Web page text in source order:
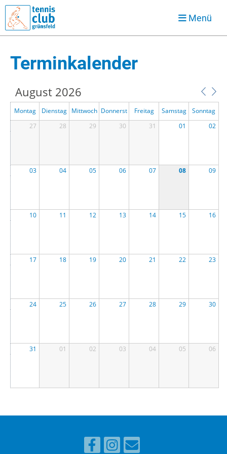
Menü
Terminkalender
August 2026
Montag Dienstag Mittwoch Donnerst
Freitag Samstag
Sonntag
27
28 29 30 31 01 02
03 04 05 06 07 08 09
10 11 12 13 14 15 16
17 18 19 20 21 22 23
24 25 26 27 28 29 30
31 01 02 03 04 05 06